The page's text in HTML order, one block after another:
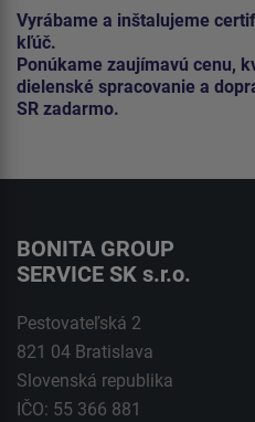
Vyrábame a inštalujeme
kľúč.
Ponúkame zaujímavú cenu,
dielenské spracovanie a
SR zadarmo.
BONITA GROUP
SERVICE SK s.r.o.
Pestovateľská 2
821 04 Bratislava
Slovenská republika
IČO: 55 366 881